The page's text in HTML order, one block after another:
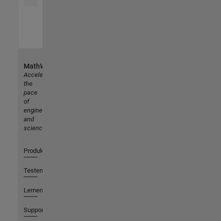
MathWorks
Accelerating
the
pace
of
engineering
and
science
Produkte
Testen oder Kaufen
Lernen
Support